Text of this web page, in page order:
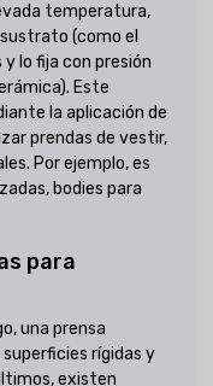
temperatura,
(como el
lo fija con presión
Este
la aplicación de
prendas de vestir,
Por ejemplo, es
bodies para
para
una prensa
rígidas y
existen